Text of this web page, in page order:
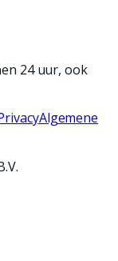
24 uur, ook
Algemene